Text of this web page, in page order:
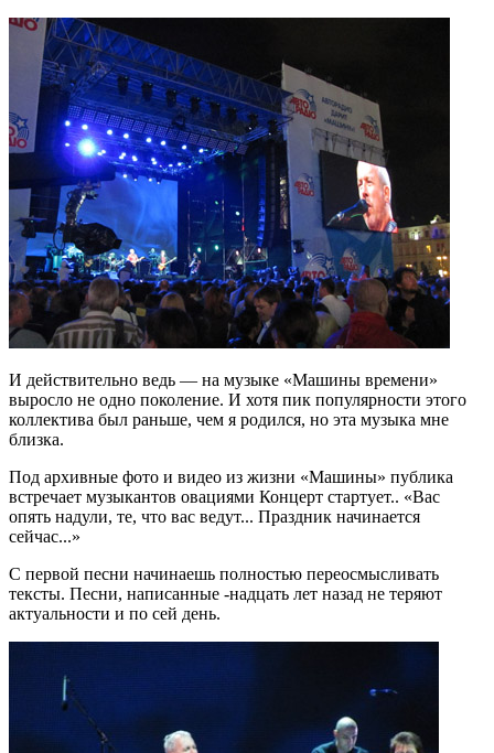
И действительно ведь — на музыке «Машины времени»
выросло не одно поколение. И хотя пик популярности этого
коллектива был раньше, чем я родился, но эта музыка мне
близка.
Под архивные фото и видео из жизни «Машины» публика
встречает музыкантов овациями Концерт стартует.. «Вас
опять надули, те, что вас ведут... Праздник начинается
сейчас...»
С первой песни начинаешь полностью переосмысливать
тексты. Песни, написанные -надцать лет назад не теряют
актуальности и по сей день.